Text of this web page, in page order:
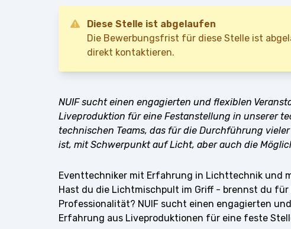
Diese Stelle ist abgelaufen
Die Bewerbungsfrist für diese Stelle ist
direkt kontaktieren.
NUIF sucht einen engagierten und flexiblen
Liveproduktion für eine Festanstellung in unserer
technischen Teams, das für die Durchführung
ist, mit Schwerpunkt auf Licht, aber auch die
Eventtechniker mit Erfahrung in Lichttechnik und
Hast du die Lichtmischpult im Griff - brennst du
Professionalität? NUIF sucht einen engagierten
Erfahrung aus Liveproduktionen für eine feste